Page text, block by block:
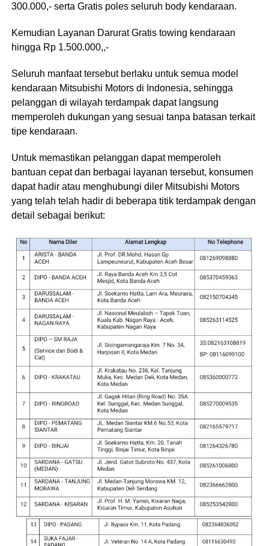
300.000,- serta Gratis poles seluruh body kendaraan.
Kemudian Layanan Darurat Gratis towing kendaraan
hingga Rp 1.500.000,,-
Seluruh manfaat tersebut berlaku untuk semua model
kendaraan Mitsubishi Motors di Indonesia, sehingga
pelanggan di wilayah terdampak dapat langsung
memperoleh dukungan yang sesuai tanpa batasan terkait
tipe kendaraan.
Untuk memastikan pelanggan dapat memperoleh
bantuan cepat dan berbagai layanan tersebut, konsumen
dapat hadir atau menghubungi diler Mitsubishi Motors
yang telah telah hadir di beberapa titik terdampak dengan
detail sebagai berikut: